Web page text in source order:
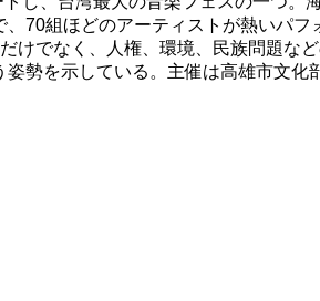
70組ほどのアーティストが熱いパフ
けでなく、人権、環境、民族問題な
勢を示している。主催は高雄市文化